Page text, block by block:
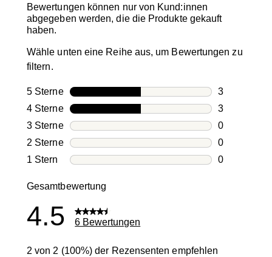
Bewertungen können nur von Kund:innen
abgegeben werden, die die Produkte gekauft
haben.
Wähle unten eine Reihe aus, um Bewertungen zu
filtern.
5 SterneSterne
3
3
4 SterneSterne
3
3
3 SterneSterne
0
0
2 SterneSterne
0
0
1 Stern Sterne
0
Gesamtbewertung
4.5 6 Bewertungen
2 von 2 (100%) der Rezensenten empfehlen